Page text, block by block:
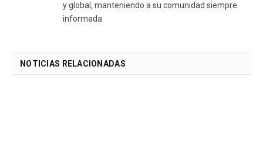
y global, manteniendo a su comunidad siempre
informada.
NOTICIAS RELACIONADAS